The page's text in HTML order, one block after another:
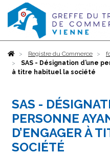
AccueilRegistre du Commerce
SAS - Désignation d’une
à titre habituel la société
SAS -
PERSONNE
D’ENGAGER À
SOCIÉTÉ